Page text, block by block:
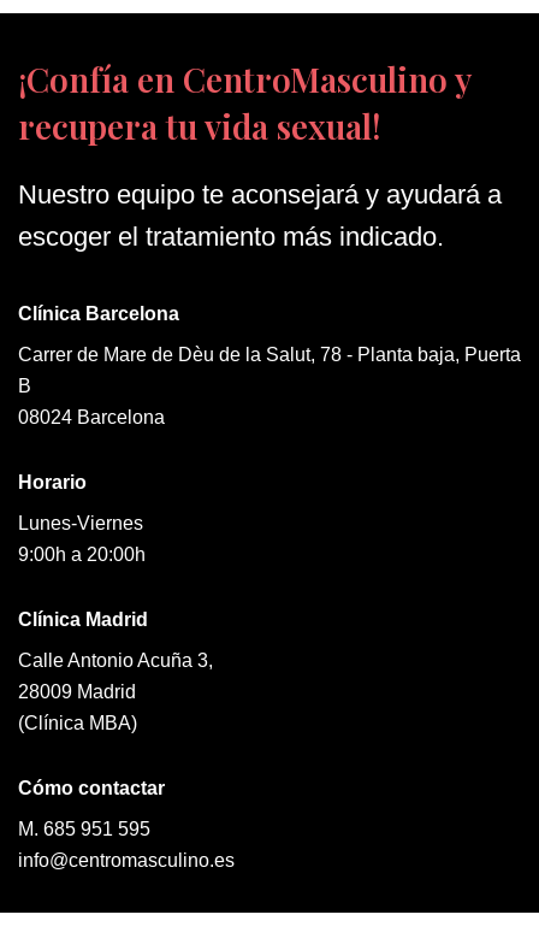
¡Confía en CentroMasculino y
recupera tu vida sexual!
Nuestro equipo te aconsejará y ayudará a
escoger el tratamiento más indicado.
Clínica Barcelona
Carrer de Mare de Dèu de la Salut, 78 - Planta baja, Puerta
B
08024 Barcelona
Horario
Lunes-Viernes
9:00h a 20:00h
Clínica Madrid
Calle Antonio Acuña 3,
28009 Madrid
(Clínica MBA)
Cómo contactar
M. 685 951 595
info@centromasculino.es